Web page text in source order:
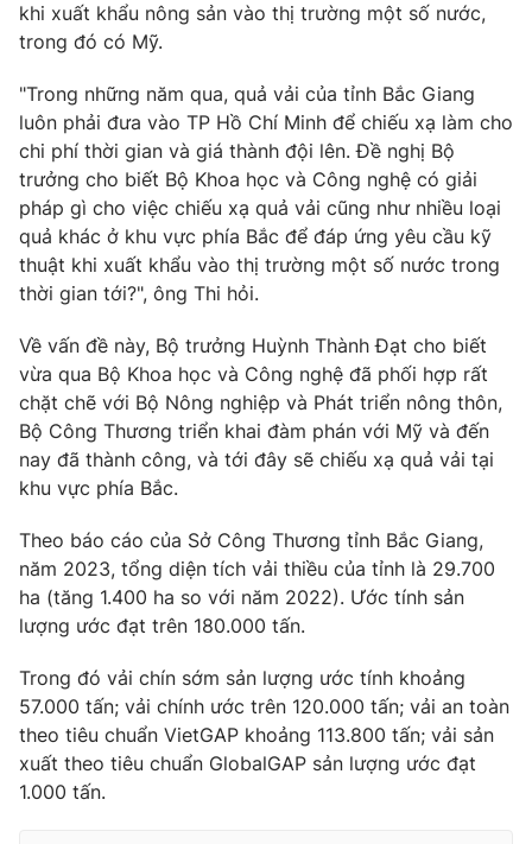
VTV Sức khoẻ Bất động sản
Thị trường 24h Tấm lòng Việt
VTV4 Vươn mình bằng AI
VTV9 VTV8
Liên hệ tòa soạn English
THỜI BÁO VTV
Theo dõi báo trên
Cơ quan chủ quản:Đài Truyền hình Việt Nam
Cơ quan báo chí:
Giấy phép hoạt động báo in và báo điện tử số 483/GP-BTTTT
cấp ngày 29/12/2023
Tổng Biên tập:Vũ Thanh Thủy
Phó Tổng Biên tập:Nguyễn Thị Mỹ Hạnh, Phạm Quốc Thắng,
Nguyễn Trọng Ninh
khi xuất khẩu nông sản vào thị trường một số nước,
trong đó có Mỹ.
"Trong những năm qua, quả vải của tỉnh Bắc Giang
luôn phải đưa vào TP Hồ Chí Minh để chiếu xạ làm cho
chi phí thời gian và giá thành đội lên. Đề nghị Bộ
trưởng cho biết Bộ Khoa học và Công nghệ có giải
pháp gì cho việc chiếu xạ quả vải cũng như nhiều loại
quả khác ở khu vực phía Bắc để đáp ứng yêu cầu kỹ
thuật khi xuất khẩu vào thị trường một số nước trong
thời gian tới?", ông Thi hỏi.
Về vấn đề này, Bộ trưởng Huỳnh Thành Đạt cho biết
vừa qua Bộ Khoa học và Công nghệ đã phối hợp rất
chặt chẽ với Bộ Nông nghiệp và Phát triển nông thôn,
Bộ Công Thương triển khai đàm phán với Mỹ và đến
nay đã thành công, và tới đây sẽ chiếu xạ quả vải tại
khu vực phía Bắc.
Theo báo cáo của Sở Công Thương tỉnh Bắc Giang,
năm 2023, tổng diện tích vải thiều của tỉnh là 29.700
ha (tăng 1.400 ha so với năm 2022). Ước tính sản
lượng ước đạt trên 180.000 tấn.
Trong đó vải chín sớm sản lượng ước tính khoảng
57.000 tấn; vải chính ước trên 120.000 tấn; vải an toàn
theo tiêu chuẩn VietGAP khoảng 113.800 tấn; vải sản
xuất theo tiêu chuẩn GlobalGAP sản lượng ước đạt
1.000 tấn.